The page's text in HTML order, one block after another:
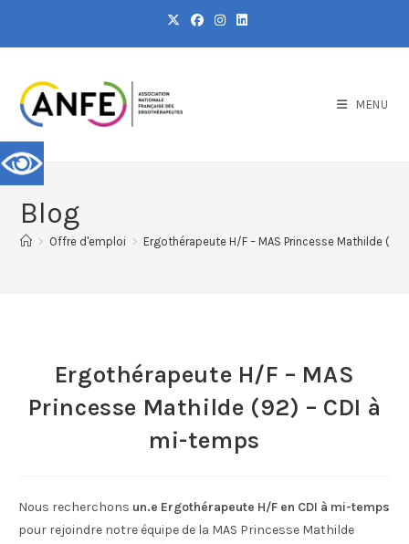
MENU
Blog
> Offre d'emploi > Ergothérapeute H/F – MAS Princesse Mathilde
Ergothérapeute H/F – MAS
Princesse Mathilde (92) – CDI à
mi-temps
Nous recherchons un.e Ergothérapeute H/F en CDI à mi-temps
pour rejoindre notre équipe de la MAS Princesse Mathilde